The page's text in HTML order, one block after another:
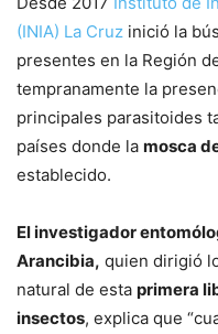
(INIA) La Cruz inició la
presentes en la Región
tempranamente la
principales parasitoides
países donde la mosca
establecido.
El investigador
Arancibia, quien dirigió
natural de esta primera
insectos, explica que